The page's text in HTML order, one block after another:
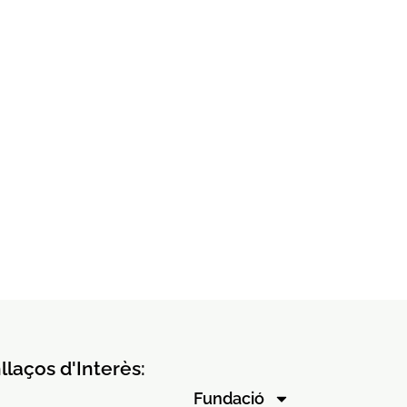
d'Interès:
Fundació